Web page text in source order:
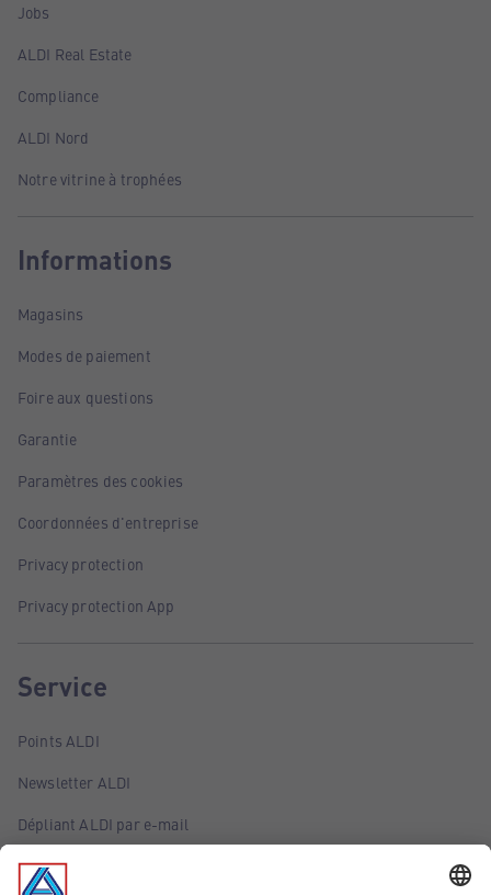
Jobs
ALDI Real Estate
Compliance
ALDI Nord
Notre vitrine à trophées
Informations
Magasins
Modes de paiement
Foire aux questions
Garantie
Paramètres des cookies
Coordonnées d'entreprise
Privacy protection
Privacy protection App
Service
Points ALDI
Newsletter ALDI
Dépliant ALDI par e-mail
Offres